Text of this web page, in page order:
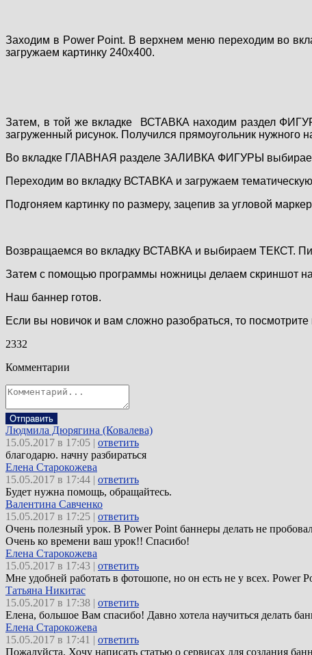
Заходим в Power Point. В верхнем меню переходим во
загружаем картинку 240x400.
Затем, в той же вкладке ВСТАВКА находим раздел
загруженный рисунок. Получился прямоугольник нужного
Во вкладке ГЛАВНАЯ разделе ЗАЛИВКА ФИГУРЫ выбираем
Переходим во вкладку ВСТАВКА и загружаем
Подгоняем картинку по размеру, зацепив за угловой
Возвращаемся во вкладку ВСТАВКА и выбираем ТЕКСТ.
Затем с помощью программы ножницы делаем скриншот
Наш баннер готов.
Если вы новичок и вам сложно разобраться, то
2332
Комментарии
Отправить
Людмила Дюрягина (Ковалева)
15.05.2017 в 17:05 | ответить
благодарю. начну разбираться
Елена Старокожева
15.05.2017 в 17:44 | ответить
Будет нужна помощь, обращайтесь.
Валентина Савченко
15.05.2017 в 17:25 | ответить
Очень полезный урок. В Power Point баннеры делать не
Очень ко времени ваш урок!! Спасибо!
Елена Старокожева
15.05.2017 в 17:43 | ответить
Мне удобней работать в фотошопе, но он есть не у всех. Power
Татьяна Никитас
15.05.2017 в 17:38 | ответить
Елена, большое Вам спасибо! Давно хотела научиться делать
Елена Старокожева
15.05.2017 в 17:41 | ответить
Пожалуйста. Хочу написать статью о сервисах для создания